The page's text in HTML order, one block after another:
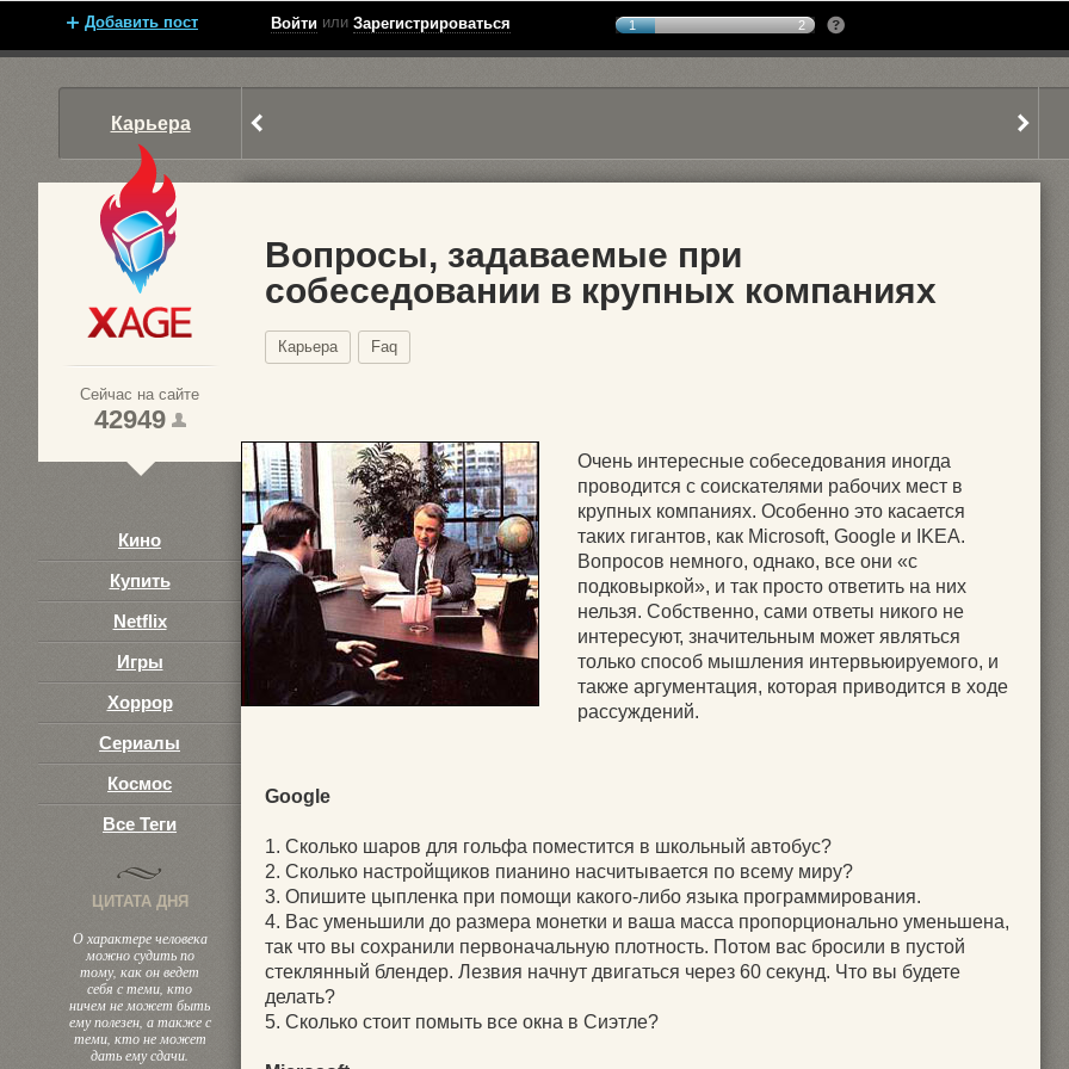
Добавить пост Войти или Зарегистрироваться 1 2
Карьера
1
Сейчас на сайте
42949
Кино
Купить
Netflix
Игры
Хоррор
Сериалы
Космос
Все Теги
ЦИТАТА ДНЯ
О характере человека
можно судить по
тому, как он ведет
себя с теми, кто
ничем не может быть
ему полезен, а также с
теми, кто не может
дать ему сдачи.
Вопросы, задаваемые при
собеседовании в крупных компаниях
Карьера Faq
Очень интересные собеседования иногда
проводится с соискателями рабочих мест в
крупных компаниях. Особенно это касается
таких гигантов, как Microsoft, Google и IKEA.
Вопросов немного, однако, все они «с
подковыркой», и так просто ответить на них
нельзя. Собственно, сами ответы никого не
интересуют, значительным может являться
только способ мышления интервьюируемого, и
также аргументация, которая приводится в ходе
рассуждений.
Google
1. Сколько шаров для гольфа поместится в школьный автобус?
2. Сколько настройщиков пианино насчитывается по всему миру?
3. Опишите цыпленка при помощи какого-либо языка программирования.
4. Вас уменьшили до размера монетки и ваша масса пропорционально уменьшена,
так что вы сохранили первоначальную плотность. Потом вас бросили в пустой
стеклянный блендер. Лезвия начнут двигаться через 60 секунд. Что вы будете
делать?
5. Сколько стоит помыть все окна в Сиэтле?